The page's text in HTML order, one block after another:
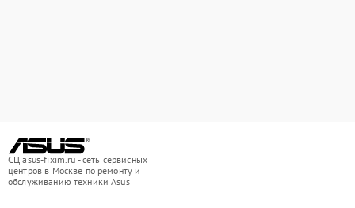
СЦ asus-fixim.ru - сеть сервисных
центров в Москве по ремонту и
обслуживанию техники Asus